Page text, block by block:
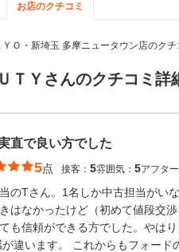
お店のクチコミ
Ｏ・新埼玉 多摩ニュータウン店のク
ＴＹさんのクチコミ詳
直で良い方でした
5点 接客： 5雰囲気： 5アフター
のTさん。1名しか中古担当がい
はなかったけど（初めて値段交
も信頼ができる方でした。やは
違います。 これからもフォード